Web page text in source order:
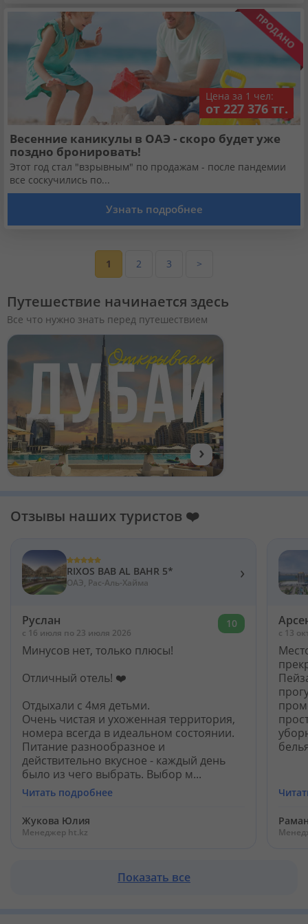
Цена за 1 чел:
от 227 376 тг.
Весенние каникулы в ОАЭ - скоро будет уже
поздно бронировать!
Этот год стал "взрывным" по продажам - после пандемии
все соскучились по...
Узнать подробнее
1 2 3 >
Путешествие начинается здесь
Все что нужно знать перед путешествием
›
Отзывы наших туристов ❤️
RIXOS BAB AL BAHR 5*
ОАЭ, Рас-Аль-Хайма ›
Руслан
c 16 июля по 23 июля 2026
10
Минусов нет, только плюсы!
Отличный отель! ❤️
Отдыхали с 4мя детьми.
Очень чистая и ухоженная территория,
номера всегда в идеальном состоянии.
Питание разнообразное и
действительно вкусное - каждый день
было из чего выбрать. Выбор м...
Читать подробнее
Жукова Юлия
Менеджер ht.kz
c 13
Показать все